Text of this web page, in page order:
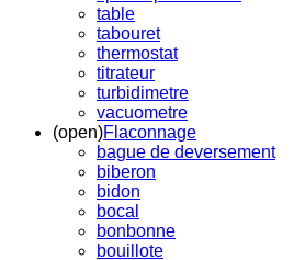
table
tabouret
thermostat
titrateur
turbidimetre
vacuometre
(open)Flaconnage
bague de deversement
biberon
bidon
bocal
bonbonne
bouillote